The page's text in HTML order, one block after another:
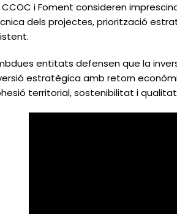
CCOC i Foment consideren
dels projectes, priorització
entitats defensen que la
estratègica amb retorn
territorial, sostenibilitat i